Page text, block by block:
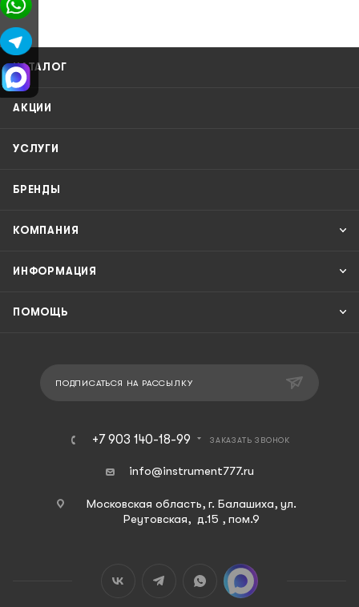
КАТАЛОГ
АКЦИИ
УСЛУГИ
БРЕНДЫ
КОМПАНИЯ
ИНФОРМАЦИЯ
ПОМОЩЬ
ПОДПИСАТЬСЯ НА РАССЫЛКУ
+7 903 140-18-99 ЗАКАЗАТЬ ЗВОНОК
info@instrument777.ru
Московская область, г. Балашиха, ул.
Реутовская, д.15 , пом.9